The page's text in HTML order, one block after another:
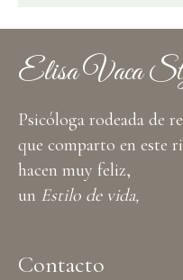
Elisa Vaca
Psicóloga rodeada de
que comparto en este
hacen muy feliz,
un Estilo de vida,
Contacto